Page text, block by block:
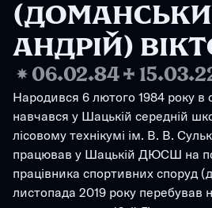
АНДРІЙ)
❋ 06.02.84✢
Народився 6 лютого 1984 року в
навчався у Шацькій середній
лісовому технікумі ім. В. В.
працював у Шацькій ДЮСШ на
працівника спортивних споруд
листопада 2019 року перебував